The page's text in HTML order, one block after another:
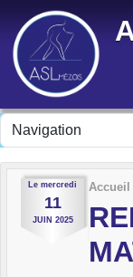
Le mercredi
11
JUIN 2025
Accueil
Panneau de gestion